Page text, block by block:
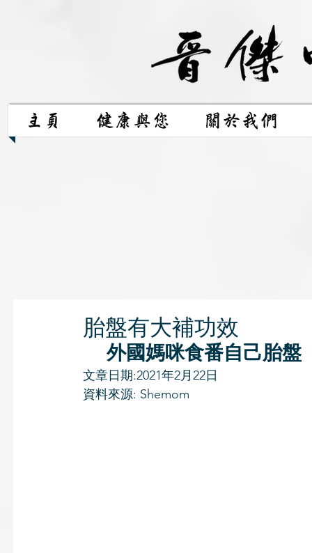
主頁 健康與您 關於我們
胎盤有大補功效
外國媽咪食番自己胎盤
文章日期:2021年2月22日
資料來源: Shemom